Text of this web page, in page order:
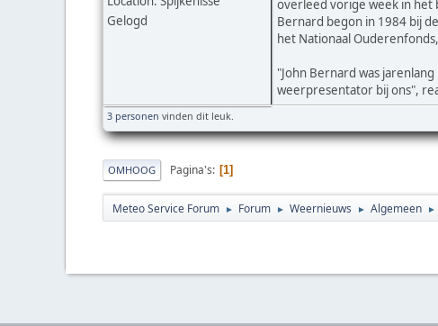
Gelogd
overleed vorige week in het
Bernard begon in 1984 bij
het Nationaal
"John Bernard was
weerpresentator bij ons",
3 personen vinden dit leuk.
OMHOOG Pagina's 1
Meteo Service Forum ► Forum ► Weernieuws ► Algemeen ►